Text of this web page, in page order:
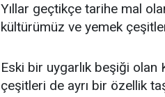
Yıllar geçtikçe tarihe mal
kültürümüz ve yemek
Eski bir uygarlık beşiği olan
çeşitleri de ayrı bir özellik